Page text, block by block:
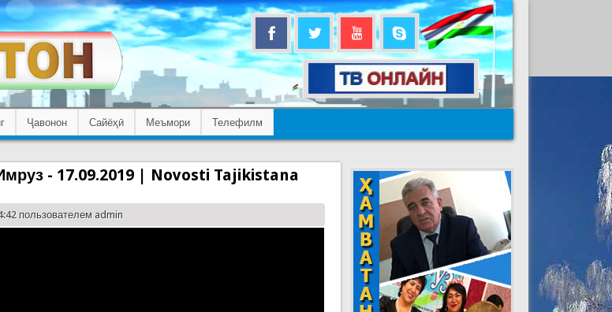
Ҷавонон Сайёҳӣ Меъмори Телефилм
- 17.09.2019 | Novosti Tajikistana
пользователем admin